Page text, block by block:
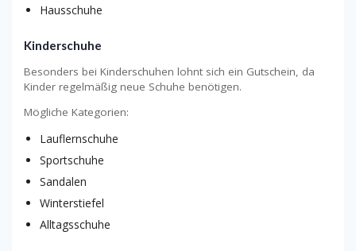
Hausschuhe
Kinderschuhe
Besonders bei Kinderschuhen lohnt sich ein Gutschein, da
Kinder regelmäßig neue Schuhe benötigen.
Mögliche Kategorien:
Lauflernschuhe
Sportschuhe
Sandalen
Winterstiefel
Alltagsschuhe